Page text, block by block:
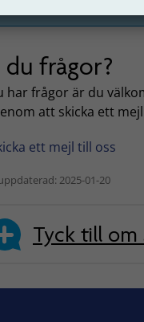
du frågor?
har frågor är du
att skicka ett
ett mejl till oss
2025-01-20
Tyck till om